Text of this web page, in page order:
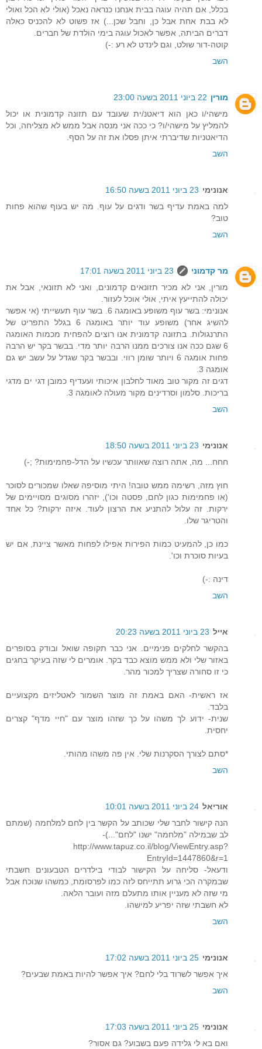
בכלל, אם תהיה עוגה בבית אנחנו כנראה נאכל (אולי לא הכל ואולי
לא בבת אחת אבל כן, וחבל שכן...) אז פשוט לא להכניס כאלה
דברים הביתה, אפשר לאכול עוגה בימי הולדת של חברים.
קוטה-דור שולט, וגם לינדט לא רע :-)
השב
מורין 22 ביוני 2011 בשעה 23:00
מישהי/ו כאן הוא דיאטנ/ית שעובד עם תזונה קדמונית או יכול
להמליץ על מישהי/ו? כי ככה אני מנסה אבל ממש לא מצליחה, וכל
הדיאטניות שדיברתי איתן פסלו את זה על הסף.
השב
אנונימי 23 ביוני 2011 בשעה 16:50
למה באמת עדיף בשר ודגים על עוף. מה יש בעוף שהוא פחות
טוב?
השב
מר קדמוני
23 ביוני 2011 בשעה 17:01
מורין, אני לא מכיר תזונאים קדמונים, ואני לא תזונאי, אבל את
יכולה להתייעץ איתי, אולי אוכל לעזור.
אנונימי: בשר עוף משופע באומגה 6. בשר עוף תעשייתי (אי אפשר
להשיג אחר) משופע עוד יותר באומגה 6 בגלל התפריט של
התרנגולות. בתזונה קדמונית אנו רוצים להפחית מכמות האומגה
6 שגם ככה אנו צורכים ממנו הרבה יותר מדי. בבשר בקר יש הרבה
פחות אומגה 6 ויותר שומן רווי. ובבשר בקר שגדל על עשב יש גם
אומגה 3.
דגים זה מקור טוב מאוד לחלבון איכותי ועעדיף כמובן דגי ים מדגי
בריכות. סלמון וסרדינים מקור מעולה לאומגה 3.
השב
אנונימי 23 ביוני 2011 בשעה 18:50
חחח... מה, אתה רוצה שאוותר עכשיו על הדל-פחמימות? ;-)
חוץ מזה, רשימה ממש טובה! היתי מוסיפה שאלו שמכורים לסוכר
(או פחמימות כגון לחם, פסטה וכו'), יזהרו מסוגים מסויימים של
ירקות. זה עלול להתניע את הרצון לעוד. איזה ירקות? כל אחד
והטריגר שלו.
כמו כן, להמעיט כמות הפירות אפילו לפחות מאשר ציינת, אם יש
בעיות סוכרת וכו'.
דינה :-)
השב
אייל 23 ביוני 2011 בשעה 20:23
בהקשר לחלקים פנימיים. אני כבר תקופה שואל ובודק בסופרים
באזור שלי ולא ממש מוצא כבד בקר. אומרים לי שזה בעיקר בחגים
כי זו סחורה שצריך למכור מהר.
אז ראשית- האם באמת זה מוצר השמור לאטליזים מקצועיים
בלבד.
שנית- ידוע לך משהו על כך שזהו מוצר עם "חיי מדף" קצרים
יחסית.
*סתם לצורך הסקרנות שלי. אין פה משהו מהותי.
השב
אוריאל 24 ביוני 2011 בשעה 10:01
הנה קישור לחבר שלי שכותב על הקשר בין לחם למלחמה (שמתם
לב שבמילה "מלחמה" ישנו "לחם"...)-
http://www.tapuz.co.il/blog/ViewEntry.asp?
EntryId=1447860&r=1
ודעאל- סליחה על הקישור לבודי בילדרים הטבעונים חשבתי
שבמקרה הכי גרוע תתייחס לזה כמו לפרסומת, כמשהו שנוכח אבל
מי שזה לא מעניין אותו מתעלם מזה ועובר הלאה.
לא חשבתי שזה יפריע למישהו.
השב
אנונימי 25 ביוני 2011 בשעה 17:02
איך אפשר לשרוד בלי לחם? איך אפשר להיות באמת שבעים?
השב
אנונימי 25 ביוני 2011 בשעה 17:03
ואם בא לי גלידה פעם בשבוע? גם אסור?